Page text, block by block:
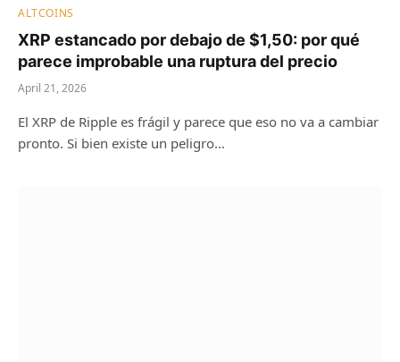
ALTCOINS
XRP estancado por debajo de $1,50: por qué
parece improbable una ruptura del precio
April 21, 2026
El XRP de Ripple es frágil y parece que eso no va a cambiar
pronto. Si bien existe un peligro…